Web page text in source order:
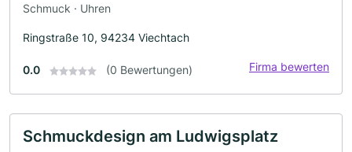
Schmuck · Uhren
Ringstraße 10, 94234 Viechtach
0.0 (0 Bewertungen) Firma bewerten
Schmuckdesign am Ludwigsplatz